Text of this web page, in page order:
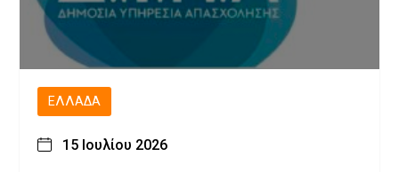
ΕΛΛΆΔΑ
15 Ιουλίου 2026